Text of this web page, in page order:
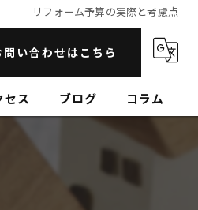
リフォーム予算の実際と考慮点
問い合わせはこちら
セス ブログ コラム